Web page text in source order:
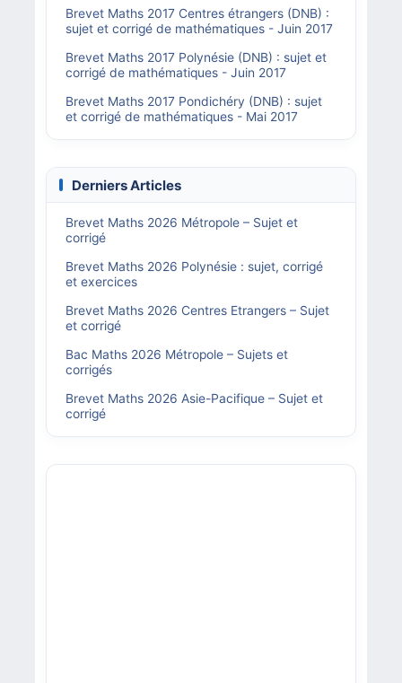
Brevet Maths 2017 Centres étrangers (DNB) :
sujet et corrigé de mathématiques - Juin 2017
Brevet Maths 2017 Polynésie (DNB) : sujet et
corrigé de mathématiques - Juin 2017
Brevet Maths 2017 Pondichéry (DNB) : sujet
et corrigé de mathématiques - Mai 2017
Derniers Articles
Brevet Maths 2026 Métropole – Sujet et
corrigé
Brevet Maths 2026 Polynésie : sujet, corrigé
et exercices
Brevet Maths 2026 Centres Etrangers – Sujet
et corrigé
Bac Maths 2026 Métropole – Sujets et
corrigés
Brevet Maths 2026 Asie-Pacifique – Sujet et
corrigé